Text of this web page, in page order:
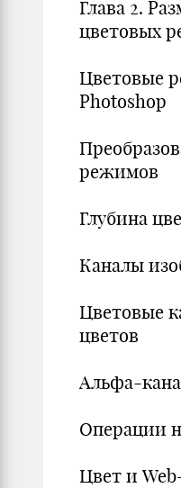
Глава 2.
цветовых
Цветовые
Photoshop
режимов
Глубина
Каналы
Цветовые
цветов
Альфа-
Операции
Цвет и